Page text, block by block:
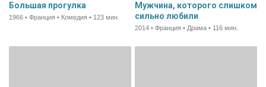
Большая прогулка
1966 • Франция • Комедия • 123 мин.
Мужчина, которого слишком
сильно любили
2014 • Франция • Драма • 116 мин.